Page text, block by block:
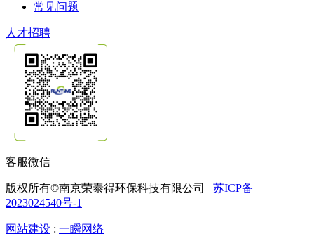
常见问题
人才招聘
客服微信
版权所有©南京荣泰得环保科技有限公司 苏ICP备
2023024540号-1
网站建设 : 一瞬网络